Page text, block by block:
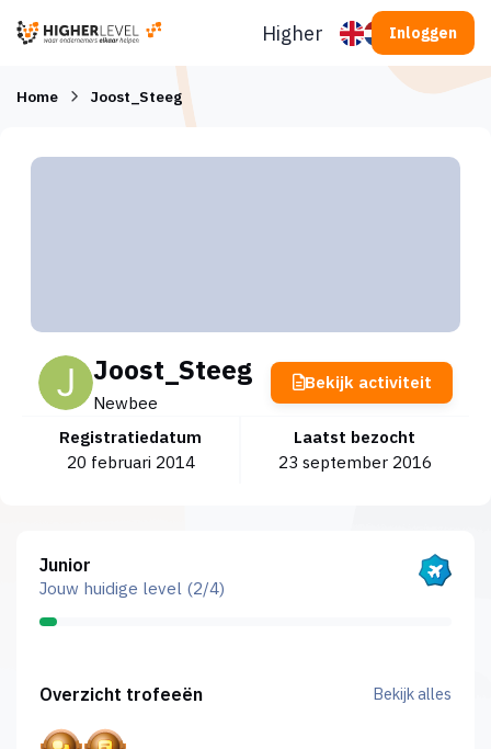
Higherlevel Inloggen
Home Joost_Steeg
Joost_Steeg
Newbee
Registratiedatum
20 februari 2014
Laatst bezocht
23 september 2016
Bekijk activiteit
Junior
Jouw huidige level (2/4)
Overzicht trofeeën
Bekijk alles